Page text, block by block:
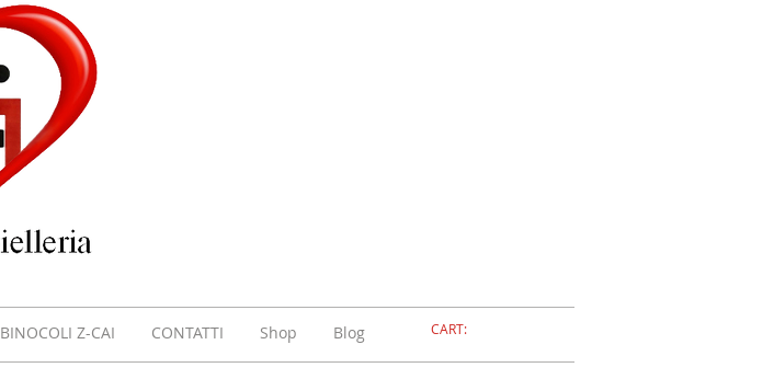
BINOCOLI Z-CAI CONTATTI Shop Blog CART: